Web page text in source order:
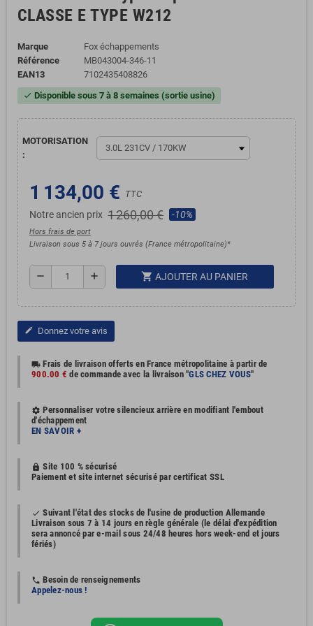
CLASSE E TYPE W212
Marque
Fox échappements
Référence
MB043004-346-11
EAN13
7102435408826
check Disponible sous 7 à 8 semaines (sortie usine)
MOTORISATION
:
1 134,00 € TTC
Notre ancien prix 1 260,00 € -10%
Hors frais de port
Livraison sous 5 à 7 jours ouvrés (France métropolitaine)*
remove add shopping_cart AJOUTER AU PANIER
edit Donnez votre avis
local_shipping Frais de livraison offerts en France métropolitaine à partir de
900.00 € de commande avec la livraison "GLS CHEZ VOUS"
settings Personnaliser votre silencieux arrière en modifiant l'embout
d'échappement
EN SAVOIR +
https Site 100 % sécurisé
Paiement et site internet sécurisé par certificat SSL
done Suivant l'état des stocks de l'usine de production Allemande
Livraison sous 7 à 14 jours en règle générale (le délai d'expédition
sera annoncé par e-mail sous 24/48 heures hors week-end et jours
fériés)
phone Besoin de renseignements
Appelez-nous !